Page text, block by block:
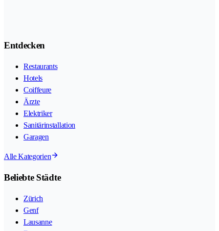
Entdecken
Restaurants
Hotels
Coiffeure
Ärzte
Elektriker
Sanitärinstallation
Garagen
Alle Kategorien
Beliebte Städte
Zürich
Genf
Lausanne